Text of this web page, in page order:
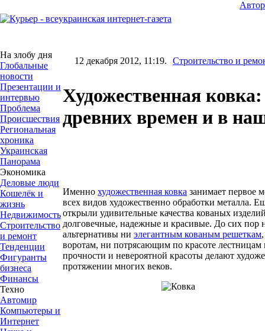
На злобу дня
Глобальные
новости
Презентации и
интервью
Проблема
Происшествия
Региональная
хроника
Украинская
Панорама
Экономика
Деловые люди
Кошелёк и
жизнь
Недвижимость
Строительство
и ремонт
Тенденции
Фигуранты
бизнеса
Финансы
Техно
Автомир
Компьютеры и
Интернет
12 декабря 2012, 11:19. Строительство и
Художественная
древних времен и в
Именно художественная ковка занимает первое
всех видов художественно обработки металла.
открыли удивительные качества кованых
долговечные, надежные и красивые. До сих пор
альтернативы ни элегантным кованым решеткам
воротам, ни потрясающим по красоте лестницам
прочности и невероятной красоты делают
протяжении многих веков.